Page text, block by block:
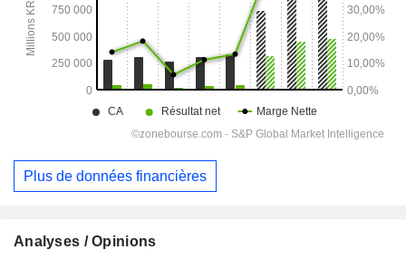
Plus de données financières
Analyses / Opinions